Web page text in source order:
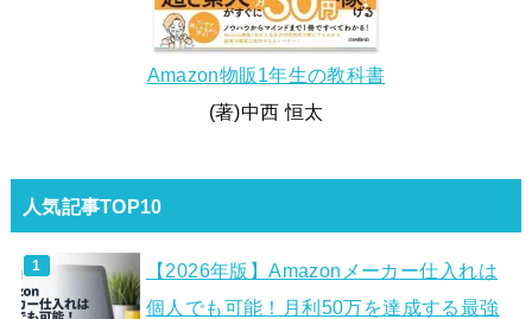
Amazon物販1年生の教科書
(著)中西 恒太
人気記事TOP10
【2026年版】Amazonメーカー仕入れは
個人でも可能！月利50万を達成する最強